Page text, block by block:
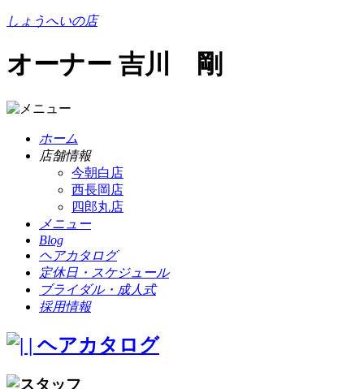
しょうへいの店
オーナー 吉川 剛
ホーム
店舗情報
今朝白店
西長岡店
四郎丸店
メニュー
Blog
ヘアカタログ
定休日・スケジュール
ブライダル・成人式
採用情報